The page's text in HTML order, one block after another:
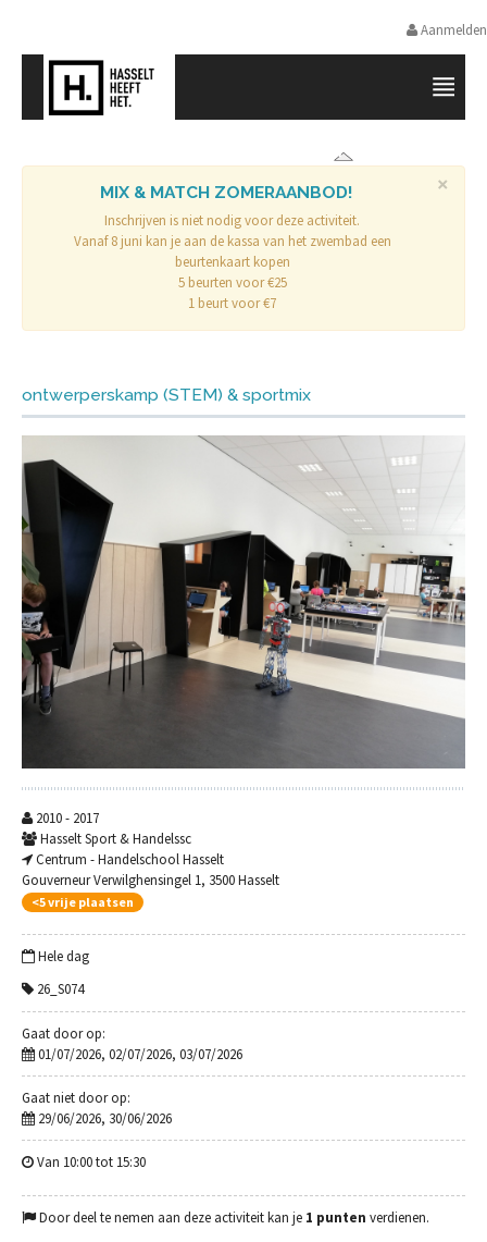
Aanmelden
SPORTPROMOTIE HASSELT
×
MIX & MATCH ZOMERAANBOD!
Inschrijven is niet nodig voor deze activiteit.
Vanaf 8 juni kan je aan de kassa van het zwembad een
beurtenkaart kopen
5 beurten voor €25
1 beurt voor €7
ontwerperskamp (STEM) & sportmix
2010 - 2017
Hasselt Sport & Handelssc
Centrum - Handelschool Hasselt
Gouverneur Verwilghensingel 1, 3500 Hasselt
<5 vrije plaatsen
Hele dag
26_S074
Gaat door op:
01/07/2026, 02/07/2026, 03/07/2026
Gaat niet door op:
29/06/2026, 30/06/2026
Van 10:00 tot 15:30
Door deel te nemen aan deze activiteit kan je 1 punten verdienen.